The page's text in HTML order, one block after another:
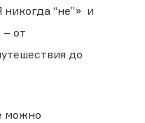
“не”» и
от
до
можно